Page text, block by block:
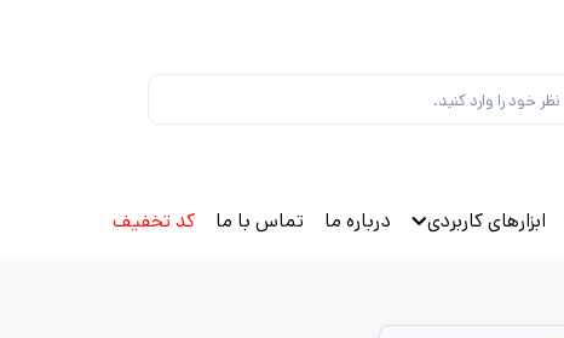
ابزارهای کاربردی درباره ما تماس با ما کد تخفیف